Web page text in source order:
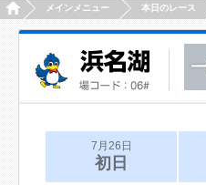
HOMEメインメニュー 本日のレース
7月26日
初日